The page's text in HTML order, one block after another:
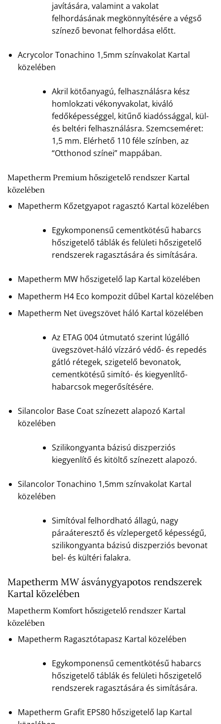
javítására, valamint a vakolat
felhordásának megkönnyítésére a végső
színező bevonat felhordása előtt.
Acrycolor Tonachino 1,5mm színvakolat Kartal
közelében
Akril kötőanyagú, felhasználásra kész
homlokzati vékonyvakolat, kiváló
fedőképességgel, kitűnő kiadóssággal, kül-
és beltéri felhasználásra. Szemcseméret:
1,5 mm. Elérhető 110 féle színben, az
“Otthonod színei” mappában.
Mapetherm Premium hőszigetelő rendszer Kartal
közelében
Mapetherm Kőzetgyapot ragasztó Kartal közelében
Egykomponensű cementkötésű habarcs
hőszigetelő táblák és felületi hőszigetelő
rendszerek ragasztására és simítására.
Mapetherm MW hőszigetelő lap Kartal közelében
Mapetherm H4 Eco kompozit dűbel Kartal közelében
Mapetherm Net üvegszövet háló Kartal közelében
Az ETAG 004 útmutató szerint lúgálló
üvegszövet-háló vízzáró védő- és repedés
gátló rétegek, szigetelő bevonatok,
cementkötésű simító- és kiegyenlítő-
habarcsok megerősítésére.
Silancolor Base Coat színezett alapozó Kartal
közelében
Szilikongyanta bázisú diszperziós
kiegyenlítő és kitöltő színezett alapozó.
Silancolor Tonachino 1,5mm színvakolat Kartal
közelében
Simítóval felhordható állagú, nagy
páraáteresztő és vízlepergető képességű,
szilikongyanta bázisú diszperziós bevonat
bel- és kültéri falakra.
Mapetherm MW ásványgyapotos rendszerek
Kartal közelében
Mapetherm Komfort hőszigetelő rendszer Kartal
közelében
Mapetherm Ragasztótapasz Kartal közelében
Egykomponensű cementkötésű habarcs
hőszigetelő táblák és felületi hőszigetelő
rendszerek ragasztására és simítására.
Mapetherm Grafit EPS80 hőszigetelő lap Kartal